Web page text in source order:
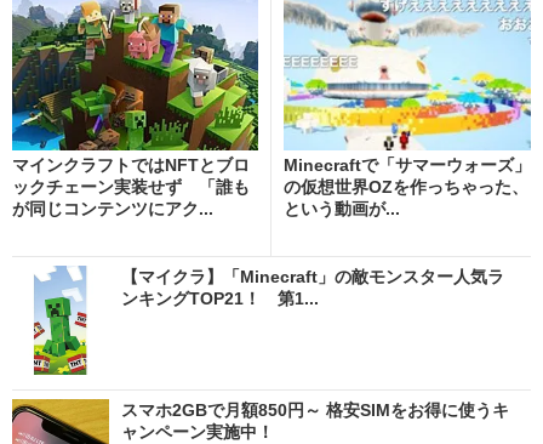
マインクラフトではNFTとブロ
ックチェーン実装せず 「誰も
が同じコンテンツにアク...
Minecraftで「サマーウォーズ」
の仮想世界OZを作っちゃった、
という動画が...
【マイクラ】「Minecraft」の敵モンスター人気ラ
ンキングTOP21！ 第1...
スマホ2GBで月額850円～ 格安SIMをお得に使うキ
ャンペーン実施中！